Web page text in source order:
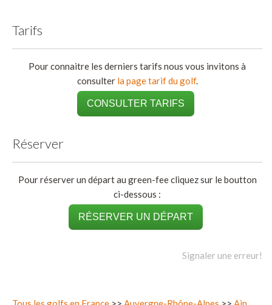
Tarifs
Pour connaitre les derniers tarifs nous vous invitons à
consulter la page tarif du golf.
CONSULTER TARIFS
Réserver
Pour réserver un départ au green-fee cliquez sur le boutton
ci-dessous :
RÉSERVER UN DÉPART
Signaler une erreur!